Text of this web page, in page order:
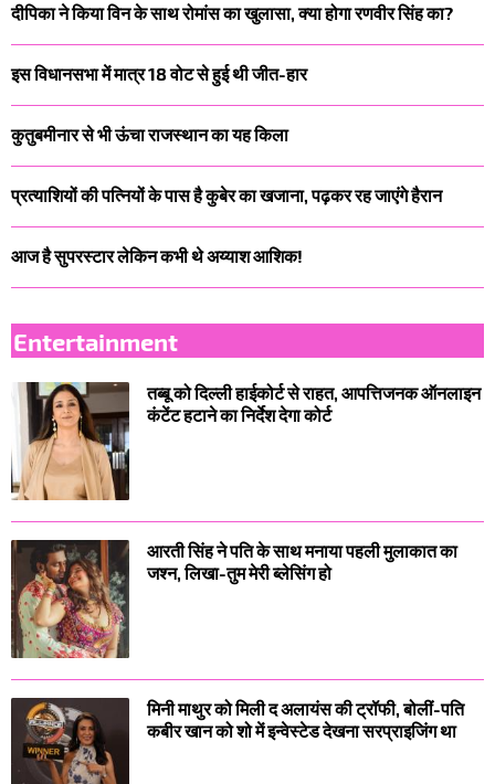
दीपिका ने किया विन के साथ रोमांस का खुलासा, क्या होगा रणवीर सिंह का?
इस विधानसभा में मात्र 18 वोट से हुई थी जीत-हार
कुतुबमीनार से भी ऊंचा राजस्थान का यह किला
प्रत्याशियों की पत्नियों के पास है कुबेर का खजाना, पढ़कर रह जाएंगे हैरान
आज है सुपरस्टार लेकिन कभी थे अय्याश आशिक!
Entertainment
तब्बू को दिल्ली हाईकोर्ट से राहत, आपत्तिजनक ऑनलाइन
कंटेंट हटाने का निर्देश देगा कोर्ट
आरती सिंह ने पति के साथ मनाया पहली मुलाकात का
जश्न, लिखा-तुम मेरी ब्लेसिंग हो
मिनी माथुर को मिली द अलायंस की ट्रॉफी, बोलीं-पति
कबीर खान को शो में इन्वेस्टेड देखना सरप्राइजिंग था